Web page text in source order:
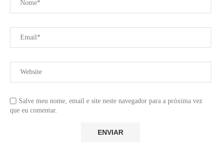
Salve meu nome, email e site neste navegador para a próxima vez
que eu comentar.